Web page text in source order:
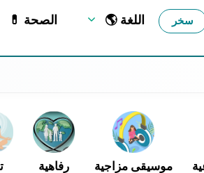
💊 الصحة 🌎 اللغة سخر
رفاهية موسيقى مزاجية